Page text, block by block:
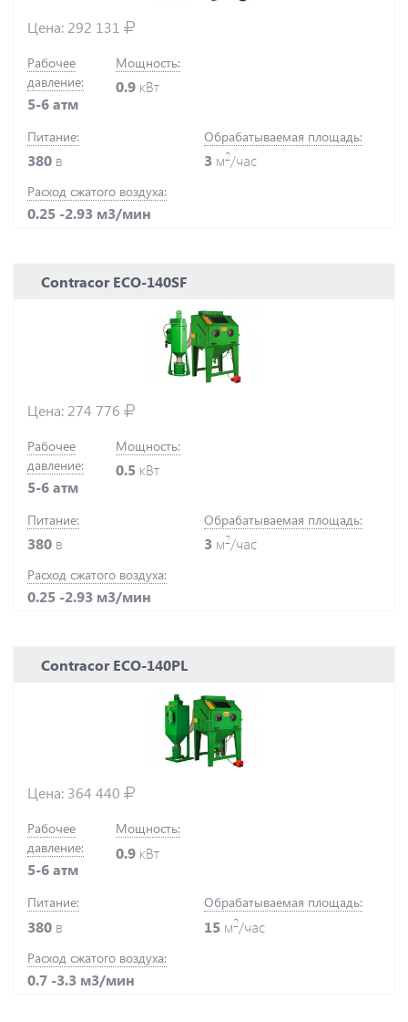
Цена: 292 131
Рабочее
давление:
5-6 атм
Мощность:
0.9 кВт
Питание:
380 в
Обрабатываемая площадь:
3 м2/час
Расход сжатого воздуха:
0.25 -2.93 м3/мин
Contracor ECO-140SF
Цена: 274 776
Рабочее
давление:
5-6 атм
Мощность:
0.5 кВт
Питание:
380 в
Обрабатываемая площадь:
3 м2/час
Расход сжатого воздуха:
0.25 -2.93 м3/мин
Contracor ECO-140PL
Цена: 364 440
Рабочее
давление:
5-6 атм
Мощность:
0.9 кВт
Питание:
380 в
Обрабатываемая площадь:
15 м2/час
Расход сжатого воздуха:
0.7 -3.3 м3/мин